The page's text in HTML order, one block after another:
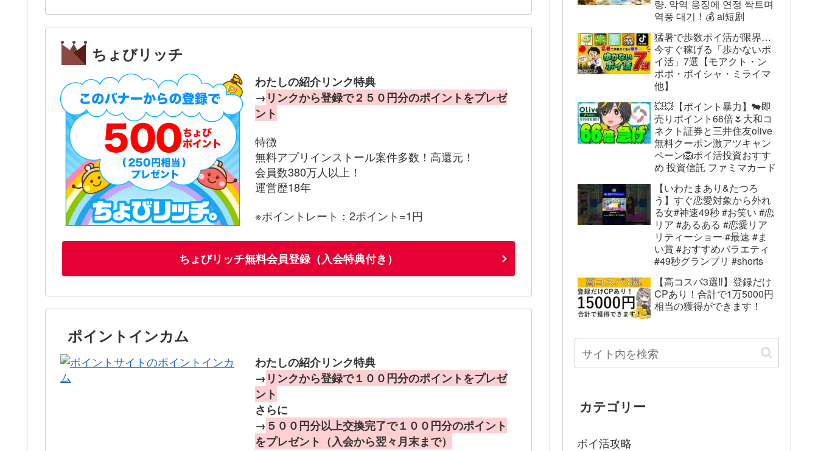
ちょびリッチ
わたしの紹介リンク特典
→ リンクから登録で２５０円分のポイントをプレゼ
ント
特徴
無料アプリインストール案件多数！高還元！
会員数380万人以上！
運営歴18年
※ポイントレート：2ポイント=1円
ちょびリッチ無料会員登録（入会特典付き）
ポイントインカム
わたしの紹介リンク特典
→ リンクから登録で１００円分のポイントをプレゼ
ント
さらに
→ ５００円分以上交換完了で１００円分のポイント
をプレゼント（入会から翌々月末まで）
량. 악역 응징에 연정 싹트며
역풍 대기！💰 ai短剧
猛暑で歩数ポイ活が限界…
今すぐ稼げる「歩かないポ
イ活」7選【モアクト・ン
ポポ・ポイシャ・ミライマ
他】
💥💥【ポイント暴力】🐄即
売りポイント66倍🌷大和コ
ネクト証券と三井住友olive
無料クーポン激アツキャン
ペーン🦁ポイ活投資おすす
め 投資信託 ファミマカード
【いわたまあり&たつろ
う】すぐ恋愛対象から外れ
る女#神速49秒 #お笑い #恋
リア #あるある #恋愛リア
リティーショー #最速 #ま
い賞 #おすすめバラエティ
#49秒グランプリ #shorts
【高コスパ3選‼】登録だけ
CPあり！合計で1万5000円
相当の獲得ができます！
カテゴリー
ポイ活攻略